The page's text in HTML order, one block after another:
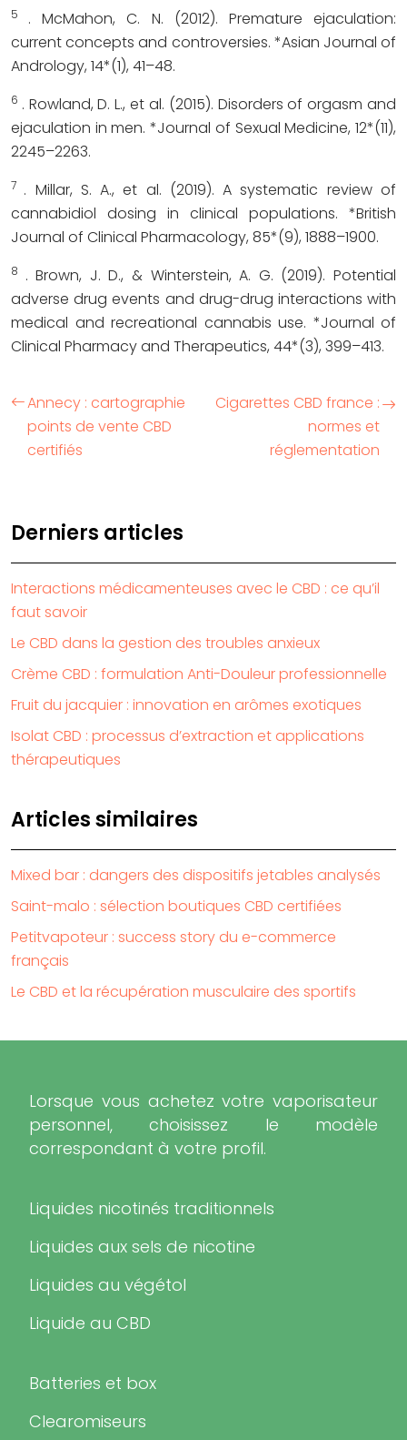
5 . McMahon, C. N. (2012). Premature ejaculation:
current concepts and controversies. *Asian Journal of
Andrology, 14*(1), 41–48.
6 . Rowland, D. L., et al. (2015). Disorders of orgasm and
ejaculation in men. *Journal of Sexual Medicine, 12*(11),
2245–2263.
7 . Millar, S. A., et al. (2019). A systematic review of
cannabidiol dosing in clinical populations. *British
Journal of Clinical Pharmacology, 85*(9), 1888–1900.
8 . Brown, J. D., & Winterstein, A. G. (2019). Potential
adverse drug events and drug-drug interactions with
medical and recreational cannabis use. *Journal of
Clinical Pharmacy and Therapeutics, 44*(3), 399–413.
Annecy : cartographie
points de vente CBD
certifiés
Cigarettes CBD france :
normes et
réglementation
Derniers articles
Interactions médicamenteuses avec le CBD : ce qu’il
faut savoir
Le CBD dans la gestion des troubles anxieux
Crème CBD : formulation Anti-Douleur professionnelle
Fruit du jacquier : innovation en arômes exotiques
Isolat CBD : processus d’extraction et applications
thérapeutiques
Articles similaires
Mixed bar : dangers des dispositifs jetables analysés
Saint-malo : sélection boutiques CBD certifiées
Petitvapoteur : success story du e-commerce
français
Le CBD et la récupération musculaire des sportifs
Lorsque vous achetez votre vaporisateur
personnel, choisissez le modèle
correspondant à votre profil.
Liquides nicotinés traditionnels
Liquides aux sels de nicotine
Liquides au végétol
Liquide au CBD
Batteries et box
Clearomiseurs